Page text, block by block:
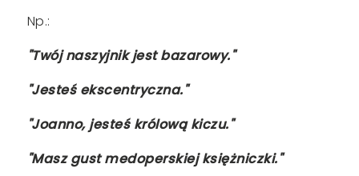
Np.:
"Twój naszyjnik jest bazarowy."
"Jesteś ekscentryczna."
"Joanno, jesteś królową kiczu."
"Masz gust medoperskiej księżniczki."